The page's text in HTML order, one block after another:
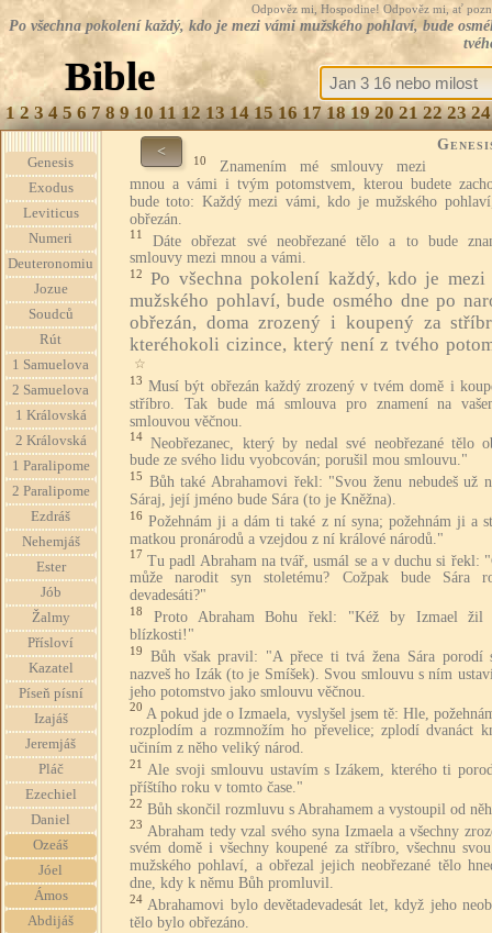
Odpověz mi, Hospodine! Odpověz mi, ať
Po všechna pokolení každý, kdo je mezi vámi mužského pohlaví, bude
Bible
1 2 3 4 5 6 7 8 9 10 11 12 13 14 15 16 17 18 19 20 21 22 23 24
Genesis
Exodus
Leviticus
Numeri
Deuteronomiu
Jozue
Soudců
Rút
1 Samuelova
2 Samuelova
1 Královská
2 Královská
1 Paralipome
2 Paralipome
Ezdráš
Nehemjáš
Ester
Jób
Žalmy
Přísloví
Kazatel
Píseň písní
Izajáš
Jeremjáš
Pláč
Ezechiel
Daniel
Ozeáš
Jóel
Ámos
Abdijáš
<
10
Znamením mé smlouvy mezi
mnou a vámi i tvým potomstvem, kterou budete
bude toto: Každý mezi vámi, kdo je mužského
obřezán.
11
Dáte obřezat své neobřezané tělo a to bude
smlouvy mezi mnou a vámi.
12
Po všechna pokolení každý, kdo je mezi
mužského pohlaví, bude osmého dne po
obřezán, doma zrozený i koupený za
kteréhokoli cizince, který není z tvého
☆
13 Musí být obřezán každý zrozený v tvém domě i
stříbro. Tak bude má smlouva pro znamení na
smlouvou věčnou.
14
Neobřezanec, který by nedal své neobřezané tělo
bude ze svého lidu vyobcován; porušil mou smlouvu."
15 Bůh také Abrahamovi řekl: "Svou ženu nebudeš už
Sáraj, její jméno bude Sára (to je Kněžna).
16 Požehnám ji a dám ti také z ní syna; požehnám ji a
matkou pronárodů a vzejdou z ní králové národů."
17 Tu padl Abraham na tvář, usmál se a v duchu si řekl:
může narodit syn stoletému? Cožpak bude Sára
devadesáti?"
18
Proto Abraham Bohu řekl: "Kéž by Izmael
blízkosti!"
19
Bůh však pravil: "A přece ti tvá žena Sára porodí
nazveš ho Izák (to je Smíšek). Svou smlouvu s ním
jeho potomstvo jako smlouvu věčnou.
20 A pokud jde o Izmaela, vyslyšel jsem tě: Hle,
rozplodím a rozmnožím ho převelice; zplodí dvanáct
učiním z něho veliký národ.
21 Ale svoji smlouvu ustavím s Izákem, kterého ti
příštího roku v tomto čase."
22 Bůh skončil rozmluvu s Abrahamem a vystoupil od
23 Abraham tedy vzal svého syna Izmaela a všechny
svém domě i všechny koupené za stříbro, všechnu
mužského pohlaví, a obřezal jejich neobřezané tělo
dne, kdy k němu Bůh promluvil.
24 Abrahamovi bylo devětadevadesát let, když jeho
tělo bylo obřezáno.